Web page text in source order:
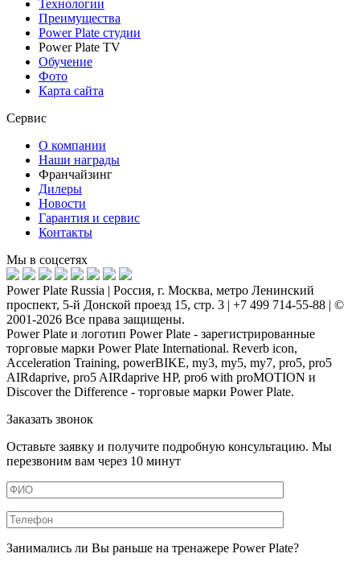
Технологии
Преимущества
Power Plate студии
Power Plate TV
Обучение
Фото
Карта сайта
Сервис
О компании
Наши награды
Франчайзинг
Дилеры
Новости
Гарантия и сервис
Контакты
Мы в соцсетях
Power Plate Russia | Россия, г. Москва, метро Ленинский
проспект, 5-й Донской проезд 15, стр. 3 | +7 499 714-55-88 | ©
2001-2026 Все права защищены.
Power Plate и логотип Power Plate - зарегистрированные
торговые марки Power Plate International. Reverb icon,
Acceleration Training, powerBIKE, my3, my5, my7, pro5, pro5
AIRdaprive, pro5 AIRdaprive HP, pro6 with proMOTION и
Discover the Difference - торговые марки Power Plate.
Заказать звонок
Оставьте заявку и получите подробную консультацию. Мы
перезвоним вам через 10 минут
Занимались ли Вы раньше на тренажере Power Plate?